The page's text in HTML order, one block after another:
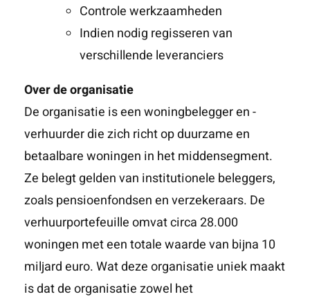
Controle werkzaamheden
Indien nodig regisseren van
verschillende leveranciers
Over de organisatie
De organisatie is een woningbelegger en -
verhuurder die zich richt op duurzame en
betaalbare woningen in het middensegment.
Ze belegt gelden van institutionele beleggers,
zoals pensioenfondsen en verzekeraars. De
verhuurportefeuille omvat circa 28.000
woningen met een totale waarde van bijna 10
miljard euro. Wat deze organisatie uniek maakt
is dat de organisatie zowel het